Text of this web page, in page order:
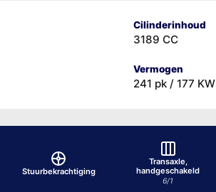
Cilinderinhoud
3189 CC
Vermogen
241 pk / 177 KW
Stuurbekrachtiging
Transaxle,
handgeschakeld
6/1